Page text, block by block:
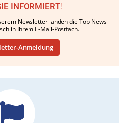
INFORMIERT!
Newsletter landen die Top-News
in Ihrem E-Mail-Postfach.
Anmeldung